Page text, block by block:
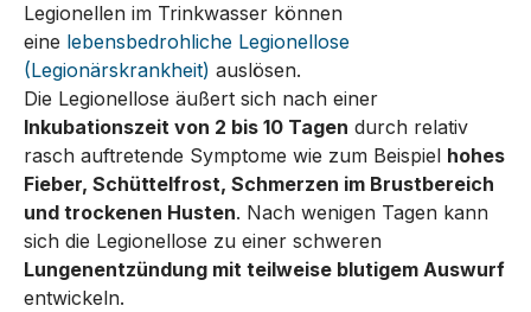
Legionellen im Trinkwasser können
eine lebensbedrohliche Legionellose
(Legionärskrankheit) auslösen.
Die Legionellose äußert sich nach einer
Inkubationszeit von 2 bis 10 Tagen durch relativ
rasch auftretende Symptome wie zum Beispiel hohes
Fieber, Schüttelfrost, Schmerzen im Brustbereich
und trockenen Husten. Nach wenigen Tagen kann
sich die Legionellose zu einer schweren
Lungenentzündung mit teilweise blutigem Auswurf
entwickeln.